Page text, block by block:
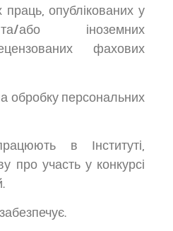
праць, опублікованих у
або іноземних
фахових
обробку персональних
в Інституті,
про участь у конкурсі